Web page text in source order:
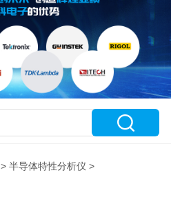
>半导体特性分析仪 >